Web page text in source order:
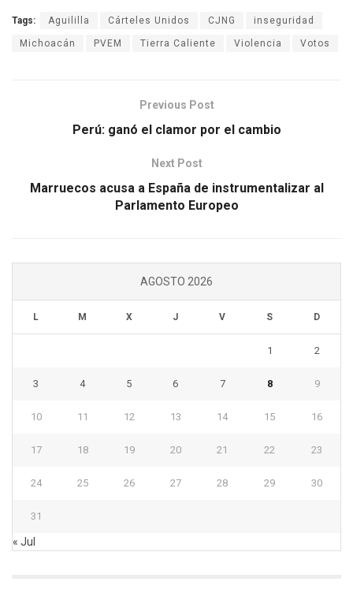
Tags: Aguililla Cárteles Unidos CJNG inseguridad
Michoacán PVEM Tierra Caliente Violencia Votos
Previous Post
Perú: ganó el clamor por el cambio
Next Post
Marruecos acusa a España de instrumentalizar al
Parlamento Europeo
AGOSTO 2026
L M X J V S D
1 2
3 4 5 6 7 8 9
10 11 12 13 14 15 16
17 18 19 20 21 22 23
24 25 26 27 28 29 30
31
« Jul